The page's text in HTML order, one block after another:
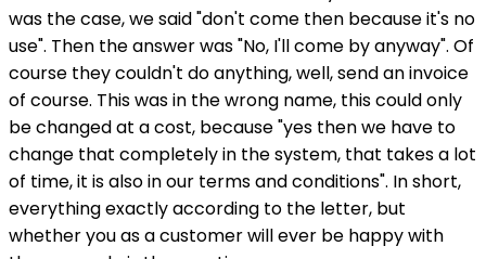
was the case, we said "don't come then because it's no
use". Then the answer was "No, I'll come by anyway". Of
course they couldn't do anything, well, send an invoice
of course. This was in the wrong name, this could only
be changed at a cost, because "yes then we have to
change that completely in the system, that takes a lot
of time, it is also in our terms and conditions". In short,
everything exactly according to the letter, but
whether you as a customer will ever be happy with